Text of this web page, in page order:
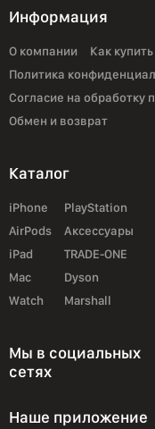
Информация
О компании Как купить
Политика
Согласие на обработку
Обмен и возврат
Каталог
iPhone
AirPods
iPad
Mac
Watch
PlayStation
Аксессуары
TRADE-ONE
Dyson
Marshall
Мы в социальных
сетях
Наше приложение